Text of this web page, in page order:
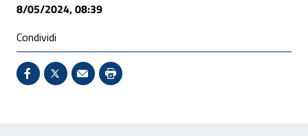
8/05/2024, 08:39
Condividi
Condividi su Facebook - Sito esterno - Apertura in
X - Sito esterno - Apertura in nuova finestra
Invio Mail: apre il programma di posta
Stampa pagina: scelta meno